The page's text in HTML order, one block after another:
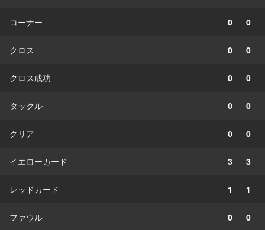
コーナー 0 0
クロス 0 0
クロス成功 0 0
タックル 0 0
クリア 0 0
イエローカード 3 3
レッドカード 1 1
ファウル 0 0